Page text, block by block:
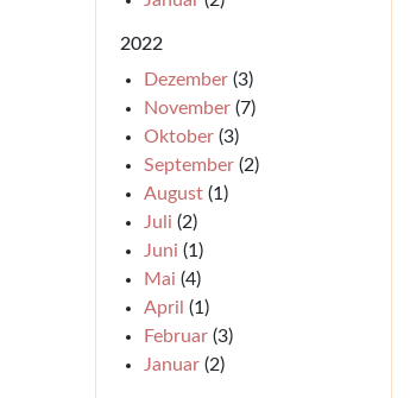
2022
Dezember(3)
November(7)
Oktober(3)
September(2)
August(1)
Juli (2)
Juni (1)
Mai (4)
April (1)
Februar(3)
Januar(2)